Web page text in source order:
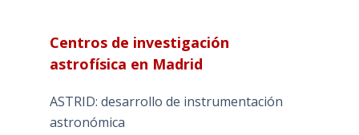
Centros de investigación
astrofísica en Madrid
ASTRID: desarrollo de instrumentación
astronómica